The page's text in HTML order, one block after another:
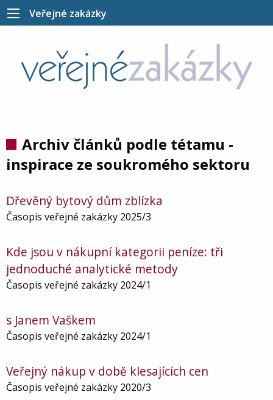
Veřejné zakázky
Archiv článků podle tétamu -
inspirace ze soukromého sektoru
Dřevěný bytový dům zblízka
Časopis veřejné zakázky 2025/3
Kde jsou v nákupní kategorii peníze: tři
jednoduché analytické metody
Časopis veřejné zakázky 2024/1
s Janem Vaškem
Časopis veřejné zakázky 2024/1
Veřejný nákup v době klesajících cen
Časopis veřejné zakázky 2020/3